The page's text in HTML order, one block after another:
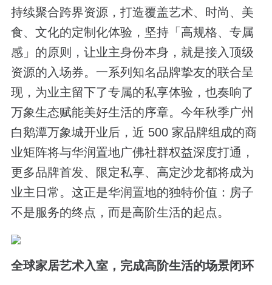
持续聚合跨界资源，打造覆盖艺术、时尚、美
食、文化的定制化体验，坚持「高规格、专属
感」的原则，让业主身份本身，就是接入顶级
资源的入场券。一系列知名品牌挚友的联合呈
现，为业主留下了专属的私享体验，也奏响了
万象生态赋能美好生活的序章。今年秋季广州
白鹅潭万象城开业后，近 500 家品牌组成的商
业矩阵将与华润置地广佛社群权益深度打通，
更多品牌首发、限定私享、高定沙龙都将成为
业主日常。这正是华润置地的独特价值：房子
不是服务的终点，而是高阶生活的起点。
全球家居艺术入室，完成高阶生活的场景闭环